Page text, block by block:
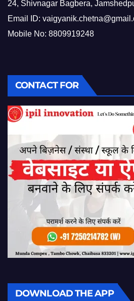
24, Shivnagar Bagbera,
Email ID:
Mobile No: 8809919248
CONTACT FOR
DOWNLOAD THE APP